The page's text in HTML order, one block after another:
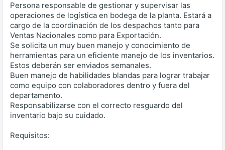
Persona responsable de gestionar y supervisar las
operaciones de logística en bodega de la planta. Estará a
cargo de la coordinación de los despachos tanto para
Ventas Nacionales como para Exportación.
Se solicita un muy buen manejo y conocimiento de
herramientas para un eficiente manejo de los inventarios.
Estos deberán ser enviados semanales.
Buen manejo de habilidades blandas para lograr trabajar
como equipo con colaboradores dentro y fuera del
departamento.
Responsabilizarse con el correcto resguardo del
inventario bajo su cuidado.
Requisitos: